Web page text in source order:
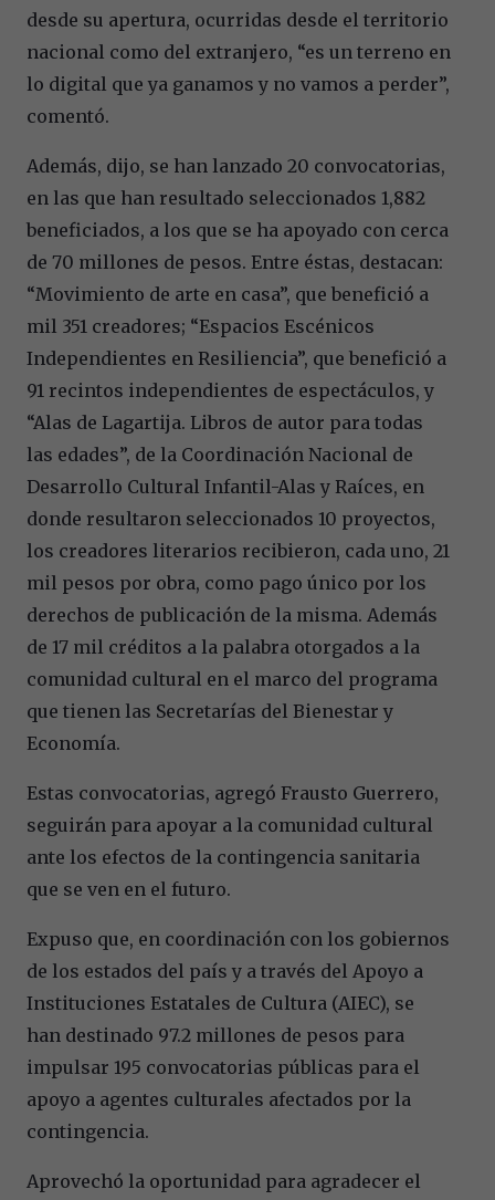
desde su apertura, ocurridas desde el territorio
nacional como del extranjero, “es un terreno en
lo digital que ya ganamos y no vamos a perder”,
comentó.
Además, dijo, se han lanzado 20 convocatorias,
en las que han resultado seleccionados 1,882
beneficiados, a los que se ha apoyado con cerca
de 70 millones de pesos. Entre éstas, destacan:
“Movimiento de arte en casa”, que benefició a
mil 351 creadores; “Espacios Escénicos
Independientes en Resiliencia”, que benefició a
91 recintos independientes de espectáculos, y
“Alas de Lagartija. Libros de autor para todas
las edades”, de la Coordinación Nacional de
Desarrollo Cultural Infantil-Alas y Raíces, en
donde resultaron seleccionados 10 proyectos,
los creadores literarios recibieron, cada uno, 21
mil pesos por obra, como pago único por los
derechos de publicación de la misma. Además
de 17 mil créditos a la palabra otorgados a la
comunidad cultural en el marco del programa
que tienen las Secretarías del Bienestar y
Economía.
Estas convocatorias, agregó Frausto Guerrero,
seguirán para apoyar a la comunidad cultural
ante los efectos de la contingencia sanitaria
que se ven en el futuro.
Expuso que, en coordinación con los gobiernos
de los estados del país y a través del Apoyo a
Instituciones Estatales de Cultura (AIEC), se
han destinado 97.2 millones de pesos para
impulsar 195 convocatorias públicas para el
apoyo a agentes culturales afectados por la
contingencia.
Aprovechó la oportunidad para agradecer el